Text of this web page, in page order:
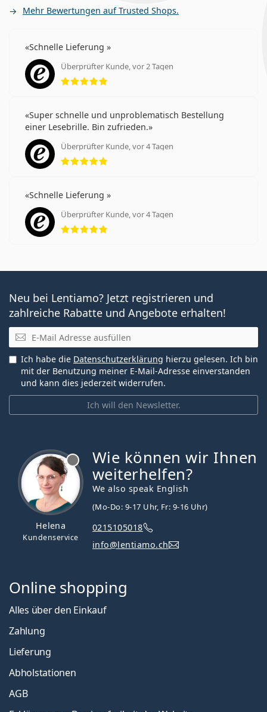
Mehr Bewertungen auf Trusted Shops.
Schnelle Lieferung
Überprüfter Kunde, vor 2 Tagen
Bewertung 5 aus 5
Super schnelle und unproblematisch Bestellung
einer Lesebrille. Bin zufrieden.
Überprüfter Kunde, vor 4 Tagen
Bewertung 5 aus 5
Schnelle Lieferung
Überprüfter Kunde, vor 4 Tagen
Bewertung 5 aus 5
Neu bei Lentiamo? Jetzt registrieren und
zahlreiche Rabatte und Angebote erhalten!
E-Mail
Ich will den Newsletter.
Ich habe die Datenschutzerklärung hierzu gelesen. Ich bin
mit der Benutzung meiner E-Mail-Adresse einverstanden
und kann dies jederzeit widerrufen.
Helena
Kundenservice
Wie können wir Ihnen
weiterhelfen?
We also speak English
(Mo-Do: 9-17 Uhr, Fr: 9-16 Uhr)
0215105018
info@lentiamo.ch
Online shopping
Alles über den Einkauf
Zahlung
Lieferung
Abholstationen
AGB